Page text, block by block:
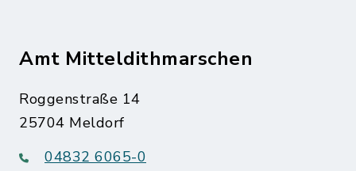
Amt Mitteldithmarschen
Roggenstraße 14
25704 Meldorf
04832 6065-0